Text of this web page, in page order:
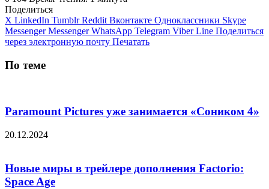
Поделиться
X LinkedIn Tumblr Reddit Вконтакте Одноклассники Skype
Messenger Messenger WhatsApp Telegram Viber Line Поделиться
через электронную почту Печатать
По теме
Paramount Pictures уже занимается «Соником 4»
20.12.2024
Новые миры в трейлере дополнения Factorio:
Space Age